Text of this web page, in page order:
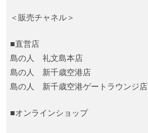
＜販売チャネル＞
■直営店
島の人 礼文島本店
島の人 新千歳空港店
島の人 新千歳空港ゲートラウンジ店
■オンラインショップ